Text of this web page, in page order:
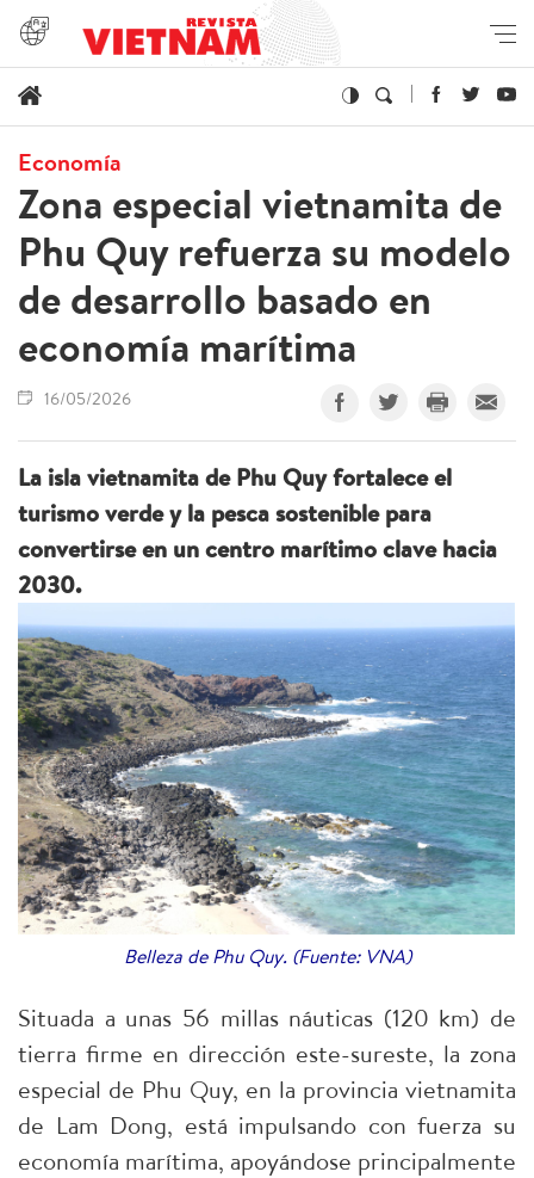
Economía
Zona especial vietnamita de
Phu Quy refuerza su modelo
de desarrollo basado en
economía marítima
16/05/2026
La isla vietnamita de Phu Quy fortalece el
turismo verde y la pesca sostenible para
convertirse en un centro marítimo clave hacia
2030.
Belleza de Phu Quy. (Fuente: VNA)
Situada a unas 56 millas náuticas (120 km) de
tierra firme en dirección este-sureste, la zona
especial de Phu Quy, en la provincia vietnamita
de Lam Dong, está impulsando con fuerza su
economía marítima, apoyándose principalmente